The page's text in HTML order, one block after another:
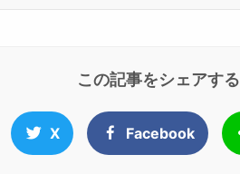
この記事をシェアする
X Facebook